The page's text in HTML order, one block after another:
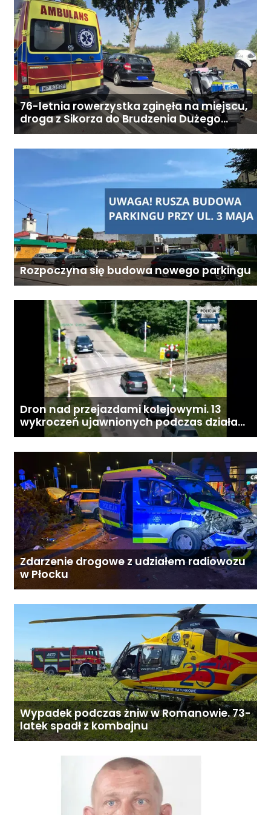
76-letnia rowerzystka zginęła na miejscu,
droga z Sikorza do Brudzenia Dużego
zablokowana
Rozpoczyna się budowa nowego parkingu
Dron nad przejazdami kolejowymi. 13
wykroczeń ujawnionych podczas działań
„Bezpieczny przejazd kolejowy”
Zdarzenie drogowe z udziałem radiowozu
w Płocku
Wypadek podczas żniw w Romanowie. 73-
latek spadł z kombajnu